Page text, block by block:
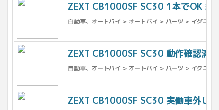
ZEXT CB1000SF SC30 1本でOK 純
自動車、オートバイ > オートバイ > パーツ > イグニッ
ZEXT CB1000SF SC30 動作確認済
自動車、オートバイ > オートバイ > パーツ > イグニッ
ZEXT CB1000SF SC30 実働車外し